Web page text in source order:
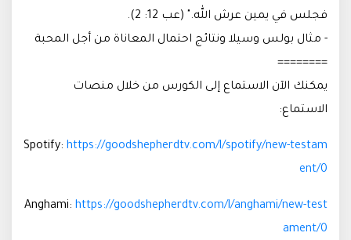
فجلس في يمين عرش الله." (عب 12: 2).
- مثال بولس وسيلا ونتائج احتمال المعاناة من أجل المحبة
========
يمكنك الآن الاستماع إلى الكورس من خلال منصات
الاستماع:
Spotify: https://goodshepherdtv.com/l/spotify/new-testam
ent/0
Anghami: https://goodshepherdtv.com/l/anghami/new-test
ament/0